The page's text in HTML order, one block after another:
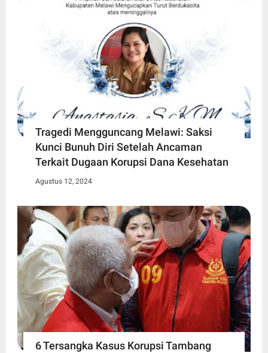
Tragedi Mengguncang Melawi: Saksi
Kunci Bunuh Diri Setelah Ancaman
Terkait Dugaan Korupsi Dana Kesehatan
Agustus 12, 2024
6 Tersangka Kasus Korupsi Tambang